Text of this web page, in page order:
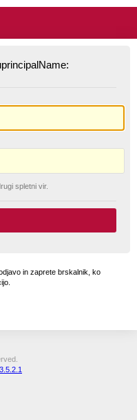
spletni vir.
in zaprete brskalnik, ko